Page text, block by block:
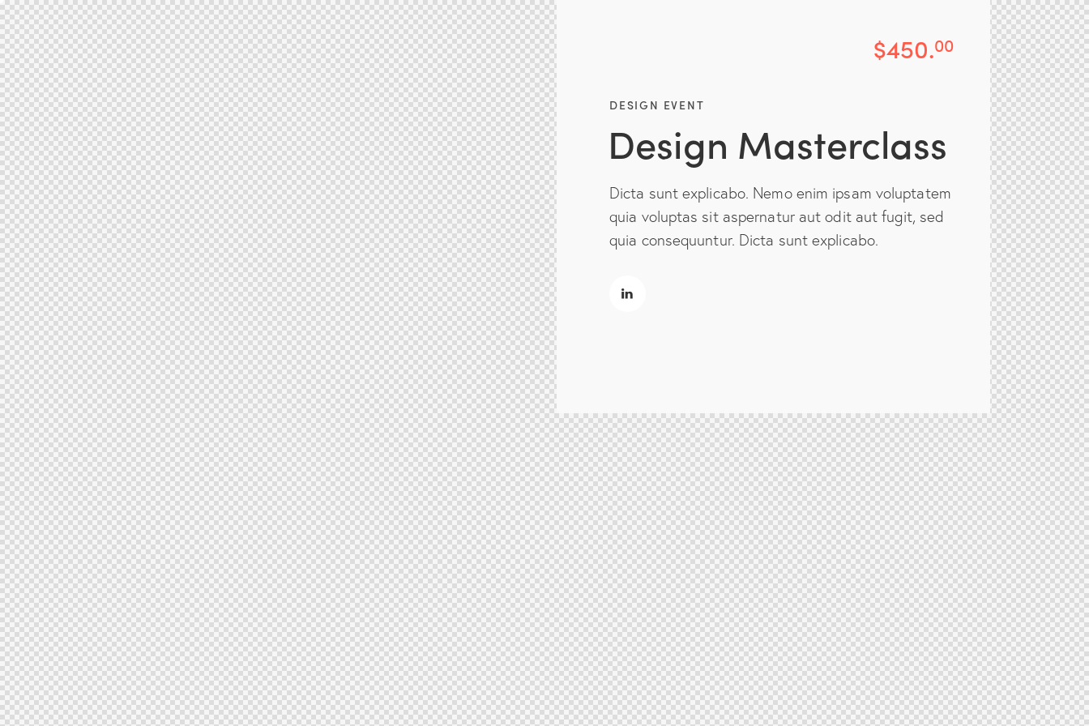
$450.00
DESIGN EVENT
Design Masterclass
Dicta sunt explicabo. Nemo enim ipsam voluptatem
quia voluptas sit aspernatur aut odit aut fugit, sed
quia consequuntur. Dicta sunt explicabo.